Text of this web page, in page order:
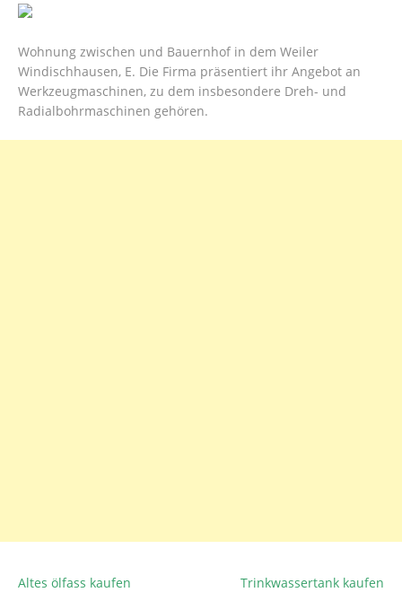
Wohnung zwischen und Bauernhof in dem Weiler
Windischhausen, E. Die Firma präsentiert ihr Angebot an
Werkzeugmaschinen, zu dem insbesondere Dreh- und
Radialbohrmaschinen gehören.
BEITRAGSNAVIGATION
Altes ölfass kaufen Trinkwassertank kaufen